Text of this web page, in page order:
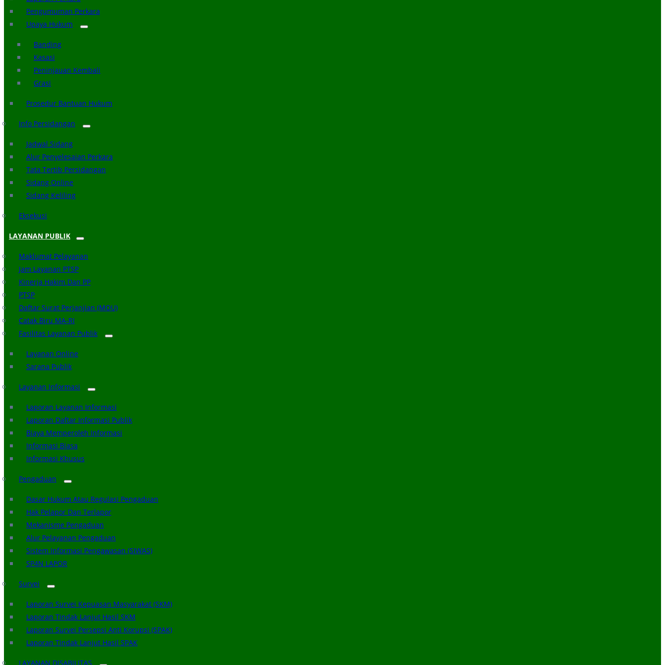
Pengumuman Perkara
Upaya Hukum
Banding
Kasasi
Peninjauan Kembali
Grasi
Prosedur Bantuan Hukum
Info Persidangan
Jadwal Sidang
Alur Penyelesaian Perkara
Tata Tertib Persidangan
Sidang Online
Sidang Keliling
Eksekusi
LAYANAN PUBLIK
Maklumat Pelayanan
Jam Layanan PTSP
Kinerja Hakim Dan PP
PTSP
Daftar Surat Perjanjian (MOU)
Catak Biru MA-RI
Fasilitas Layanan Publik
Layanan Online
Sarana Publik
Layanan Informasi
Laporan Layanan Informasi
Laporan Daftar Informasi Publik
Biaya Memperoleh Informasi
Informasi Biasa
Informasi Khusus
Pengaduan
Dasar Hukum Atau Regulasi Pengaduan
Hak Pelapor Dan Terlapor
Mekanisme Pengaduan
Alur Pelayanan Pengaduan
Sistem Informasi Pengawasan (SIWAS)
SP4N LAPOR
Survei
Laporan Survei Kepuasan Masyarakat (SKM)
Laporan Tindak Lanjut Hasil SKM
Laporan Survei Persepsi Anti Korupsi (SPAK)
Laporan Tindak Lanjut Hasil SPAK
LAYANAN DISABILITAS